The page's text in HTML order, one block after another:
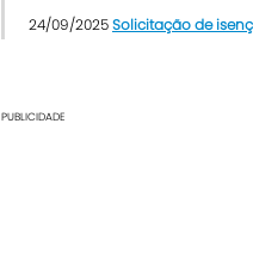
24/09/2025Solicitação de
PUBLICIDADE